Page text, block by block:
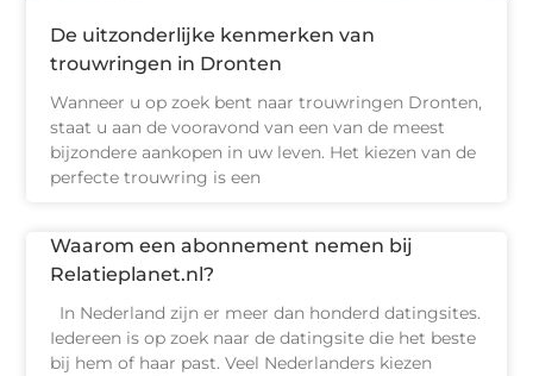
De uitzonderlijke kenmerken van
trouwringen in Dronten
Wanneer u op zoek bent naar trouwringen Dronten,
staat u aan de vooravond van een van de meest
bijzondere aankopen in uw leven. Het kiezen van de
perfecte trouwring is een
Waarom een abonnement nemen bij
Relatieplanet.nl?
In Nederland zijn er meer dan honderd datingsites.
Iedereen is op zoek naar de datingsite die het beste
bij hem of haar past. Veel Nederlanders kiezen